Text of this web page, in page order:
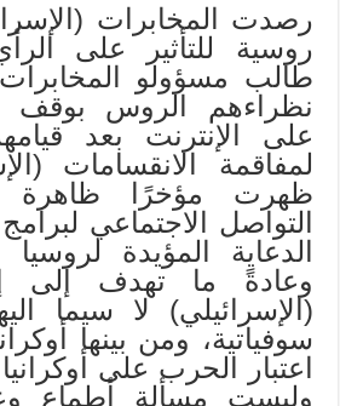
رصدت المخابرات
روسية للتأثير على
طالب مسؤولو المخابرات
نظراءهم الروس بوقف
على الإنترنت بعد
لمفاقمة الانقسامات
ظهرت مؤخرًا
التواصل الاجتماعي
الدعاية المؤيدة لروسيا
وعادةً ما تهدف إلى
(الإسرائيلي) لا سيما
سوفياتية، ومن بينها
اعتبار الحرب على
وليست مسألة أطماع